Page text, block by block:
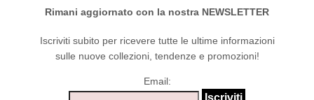
Rimani aggiornato con la nostra NEWSLETTER
Iscriviti subito per ricevere tutte le ultime informazioni
sulle nuove collezioni, tendenze e promozioni!
Email: